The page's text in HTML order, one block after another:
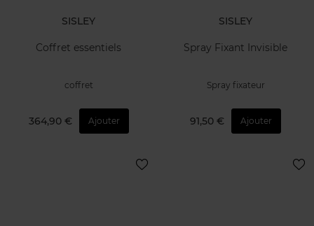
SISLEY
Coffret essentiels
coffret
364,90 € Ajouter
SISLEY
Spray Fixant Invisible
Spray fixateur
91,50 € Ajouter